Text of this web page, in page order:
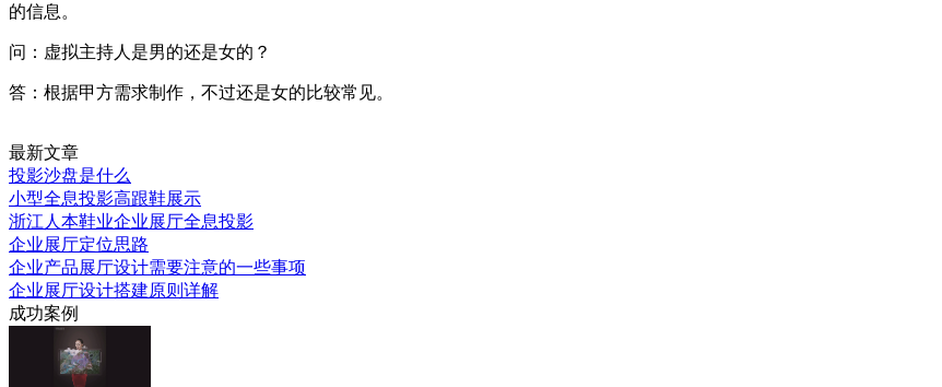
的信息。
问：虚拟主持人是男的还是女的？
答：根据甲方需求制作，不过还是女的比较常见。
最新文章
投影沙盘是什么
小型全息投影高跟鞋展示
浙江人本鞋业企业展厅全息投影
企业展厅定位思路
企业产品展厅设计需要注意的一些事项
企业展厅设计搭建原则详解
成功案例